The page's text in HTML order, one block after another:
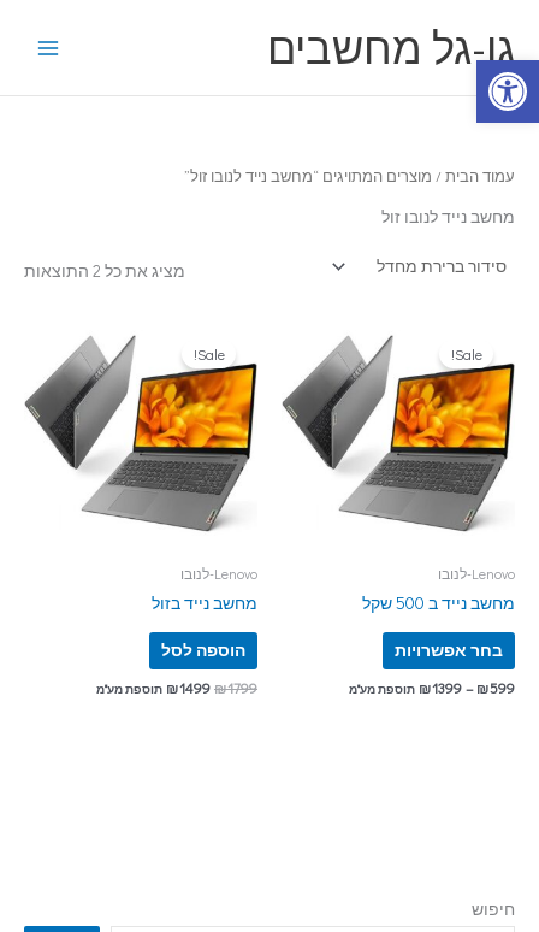
פתח סרגל נגישות
לתוכןגו-גל מחשבים
חיפוש
עמוד הבית / מוצרים המתויגים “מחשב נייד לנובו זול”
מחשב נייד לנובו זול
מציג את כל 2 התוצאות
Sale!
Lenovo-לנובו
מחשב נייד ב 500 שקל
בחר אפשרויות
₪599
–
₪1399 תוספת מע"מ
Sale!
Lenovo-לנובו
מחשב נייד בזול
הוספה לסל
₪1799
₪1499 תוספת מע"מ